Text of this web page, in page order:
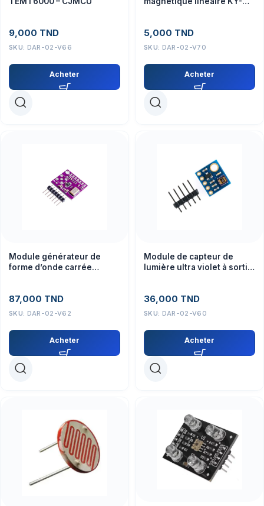
9,000 TND
SKU: DAR-02-V66
Acheter
5,000 TND
SKU: DAR-02-V70
Acheter
Module générateur de
forme d’onde carrée
AD9833BRMZ
87,000 TND
SKU: DAR-02-V62
Acheter
Module de capteur de
lumière ultra violet à sortie
36,000 TND
SKU: DAR-02-V60
Acheter